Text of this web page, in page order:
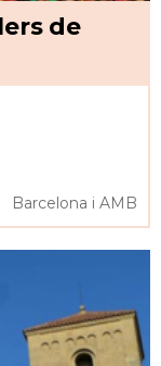
de
Barcelona i AMB